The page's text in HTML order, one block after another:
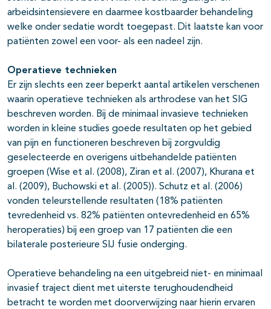
arbeidsintensievere en daarmee kostbaarder behandeling
welke onder sedatie wordt toegepast. Dit laatste kan voor
patiënten zowel een voor- als een nadeel zijn.
Operatieve technieken
Er zijn slechts een zeer beperkt aantal artikelen verschenen
waarin operatieve technieken als arthrodese van het SIG
beschreven worden. Bij de minimaal invasieve technieken
worden in kleine studies goede resultaten op het gebied
van pijn en functioneren beschreven bij zorgvuldig
geselecteerde en overigens uitbehandelde patiënten
groepen (Wise et al. (2008), Ziran et al. (2007), Khurana et
al. (2009), Buchowski et al. (2005)). Schutz et al. (2006)
vonden teleurstellende resultaten (18% patiënten
tevredenheid vs. 82% patiënten ontevredenheid en 65%
heroperaties) bij een groep van 17 patiënten die een
bilaterale posterieure SIJ fusie onderging.
Operatieve behandeling na een uitgebreid niet- en minimaal
invasief traject dient met uiterste terughoudendheid
betracht te worden met doorverwijzing naar hierin ervaren